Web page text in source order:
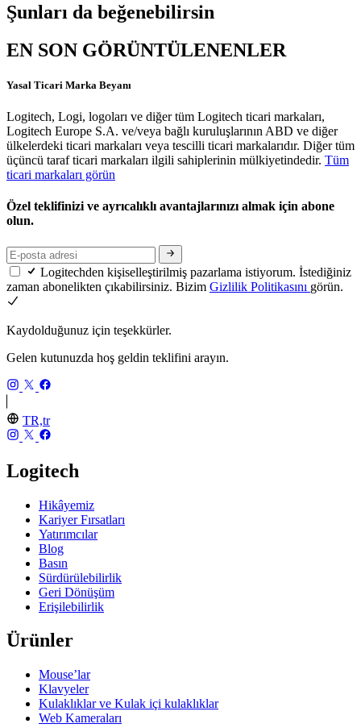
Şunları da beğenebilirsin
EN SON GÖRÜNTÜLENENLER
Yasal Ticari Marka Beyanı
Logitech, Logi, logoları ve diğer tüm Logitech ticari markaları,
Logitech Europe S.A. ve/veya bağlı kuruluşlarının ABD ve diğer
ülkelerdeki ticari markaları veya tescilli ticari markalarıdır. Diğer tüm
üçüncü taraf ticari markaları ilgili sahiplerinin mülkiyetindedir. Tüm
ticari markaları görün
Özel teklifinizi ve ayrıcalıklı avantajlarınızı almak için abone
olun.
Logitechden kişiselleştirilmiş pazarlama istiyorum. İstediğiniz
zaman abonelikten çıkabilirsiniz. Bizim Gizlilik Politikasını görün.
Kaydolduğunuz için teşekkürler.
Gelen kutunuzda hoş geldin teklifini arayın.
TR,tr
Logitech
Hikâyemiz
Kariyer Fırsatları
Yatırımcılar
Blog
Basın
Sürdürülebilirlik
Geri Dönüşüm
Erişilebilirlik
Ürünler
Mouse’lar
Klavyeler
Kulaklıklar ve Kulak içi kulaklıklar
Web Kameraları